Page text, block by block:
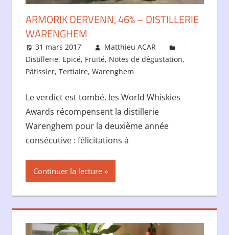
ARMORIK DERVENN, 46% – DISTILLERIE
WARENGHEM
31 mars 2017
Matthieu ACAR
Distillerie, Epicé, Fruité, Notes de dégustation,
Pâtissier, Tertiaire, Warenghem
Le verdict est tombé, les World Whiskies
Awards récompensent la distillerie
Warenghem pour la deuxième année
consécutive : félicitations à
Continuer la lecture